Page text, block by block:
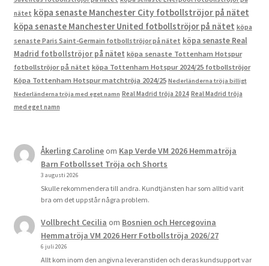
nätet köpa senaste Manchester City fotbollströjor på nätet
köpa senaste Manchester United fotbollströjor på nätet köpa
senaste Paris Saint-Germain fotbollströjor på nätet köpa senaste Real
Madrid fotbollströjor på nätet köpa senaste Tottenham Hotspur
fotbollströjor på nätet köpa Tottenham Hotspur 2024/25 fotbollströjor
Köpa Tottenham Hotspur matchtröja 2024/25 Nederländerna tröja billigt
Nederländerna tröja med eget namn Real Madrid tröja 2024 Real Madrid tröja
med eget namn
Åkerling Carolineom Kap Verde VM 2026 Hemmatröja
Barn Fotbollsset Tröja och Shorts
3 augusti 2026
Skulle rekommendera till andra. Kundtjänsten har som alltid varit
bra om det uppstår några problem.
Vollbrecht Cecilia om Bosnien och Hercegovina
Hemmatröja VM 2026 Herr Fotbollströja 2026/27
6 juli 2026
Allt kom inom den angivna leveranstiden och deras kundsupport var